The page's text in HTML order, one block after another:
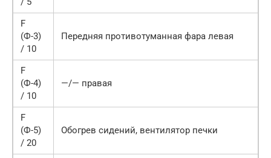
F
(Ф-3)
/ 10
Передняя противотуманная фара левая
F
(Ф-4)
/ 10
—/— правая
F
(Ф-5)
/ 20
Обогрев сидений, вентилятор печки